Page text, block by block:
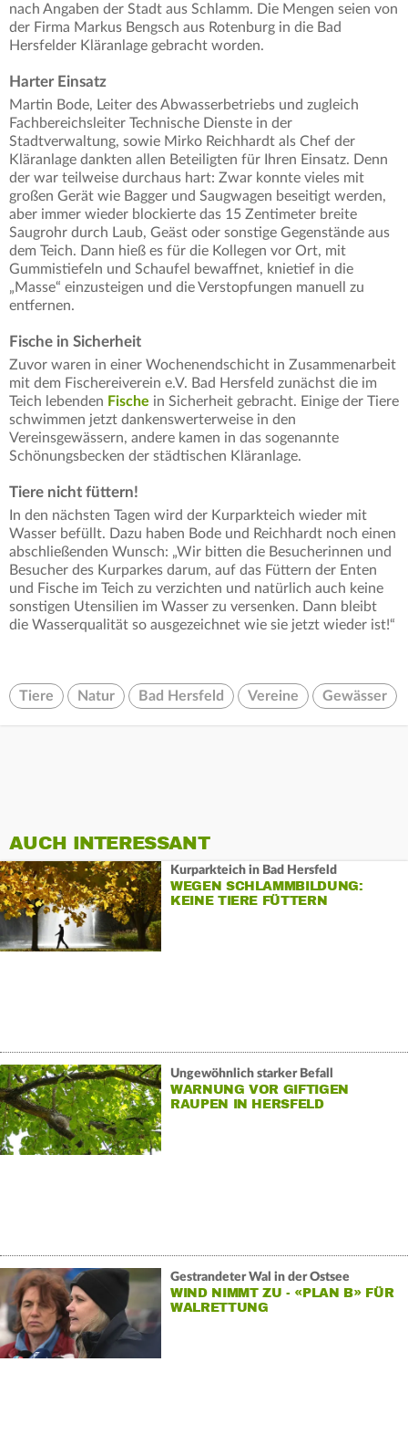
nach Angaben der Stadt aus Schlamm. Die Mengen seien von
der Firma Markus Bengsch aus Rotenburg in die Bad
Hersfelder Kläranlage gebracht worden.
Harter Einsatz
Martin Bode, Leiter des Abwasserbetriebs und zugleich
Fachbereichsleiter Technische Dienste in der
Stadtverwaltung, sowie Mirko Reichhardt als Chef der
Kläranlage dankten allen Beteiligten für Ihren Einsatz. Denn
der war teilweise durchaus hart: Zwar konnte vieles mit
großen Gerät wie Bagger und Saugwagen beseitigt werden,
aber immer wieder blockierte das 15 Zentimeter breite
Saugrohr durch Laub, Geäst oder sonstige Gegenstände aus
dem Teich. Dann hieß es für die Kollegen vor Ort, mit
Gummistiefeln und Schaufel bewaffnet, knietief in die
„Masse“ einzusteigen und die Verstopfungen manuell zu
entfernen.
Fische in Sicherheit
Zuvor waren in einer Wochenendschicht in Zusammenarbeit
mit dem Fischereiverein e.V. Bad Hersfeld zunächst die im
Teich lebenden Fische in Sicherheit gebracht. Einige der Tiere
schwimmen jetzt dankenswerterweise in den
Vereinsgewässern, andere kamen in das sogenannte
Schönungsbecken der städtischen Kläranlage.
Tiere nicht füttern!
In den nächsten Tagen wird der Kurparkteich wieder mit
Wasser befüllt. Dazu haben Bode und Reichhardt noch einen
abschließenden Wunsch: „Wir bitten die Besucherinnen und
Besucher des Kurparkes darum, auf das Füttern der Enten
und Fische im Teich zu verzichten und natürlich auch keine
sonstigen Utensilien im Wasser zu versenken. Dann bleibt
die Wasserqualität so ausgezeichnet wie sie jetzt wieder ist!“
Tiere Natur Bad Hersfeld Vereine Gewässer
AUCH INTERESSANT
Kurparkteich in Bad Hersfeld
WEGEN SCHLAMMBILDUNG:
KEINE TIERE FÜTTERN
Ungewöhnlich starker Befall
WARNUNG VOR GIFTIGEN
RAUPEN IN HERSFELD
Gestrandeter Wal in der Ostsee
WIND NIMMT ZU - «PLAN B» FÜR
WALRETTUNG